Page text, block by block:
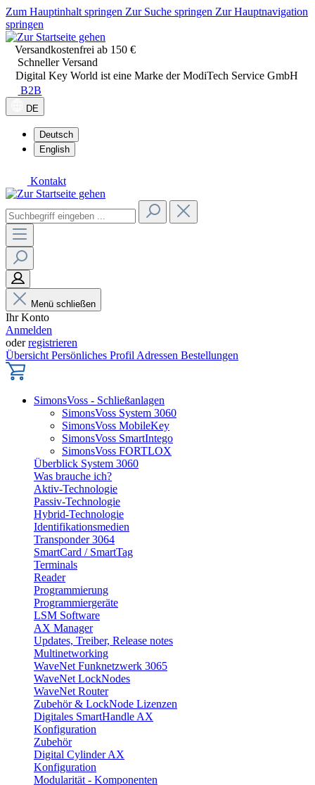
Zum Hauptinhalt springen Zur Suche springen Zur Hauptnavigation
springen
Versandkostenfrei ab 150 €
Schneller Versand
Digital Key World ist eine Marke der ModiTech Service GmbH
B2B
DE
Deutsch
English
Kontakt
Menü schließen
Ihr Konto
Anmelden
oderregistrieren
Übersicht Persönliches Profil Adressen Bestellungen
SimonsVoss - Schließanlagen
SimonsVoss System 3060
SimonsVoss MobileKey
SimonsVoss SmartIntego
SimonsVoss FORTLOX
Überblick System 3060
Was brauche ich?
Aktiv-Technologie
Passiv-Technologie
Hybrid-Technologie
Identifikationsmedien
Transponder 3064
SmartCard / SmartTag
Terminals
Reader
Programmierung
Programmiergeräte
LSM Software
AX Manager
Updates, Treiber, Release notes
Multinetworking
WaveNet Funknetzwerk 3065
WaveNet LockNodes
WaveNet Router
Zubehör & LockNode Lizenzen
Digitales SmartHandle AX
Konfiguration
Zubehör
Digital Cylinder AX
Konfiguration
Modularität - Komponenten